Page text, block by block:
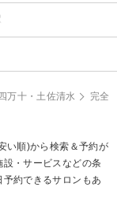
万十・土佐清水
完全
い順)から検索＆予約が
・サービスなどの条
約できるサロンもあ